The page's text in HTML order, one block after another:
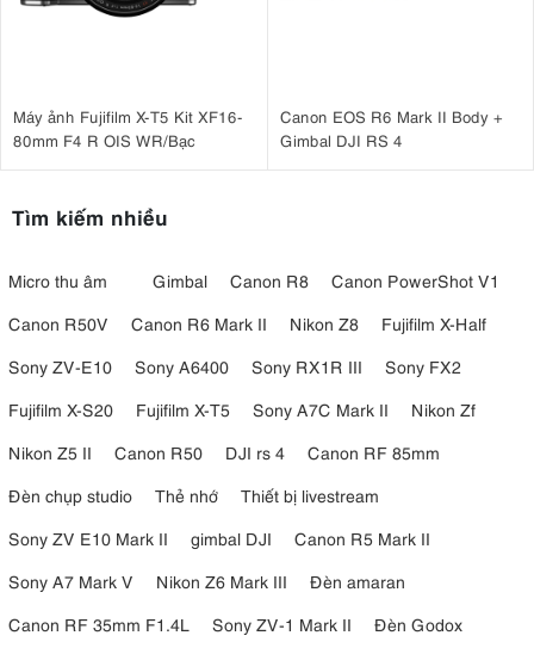
Máy ảnh Fujifilm X-T5 Kit XF16-
80mm F4 R OIS WR/Bạc
Canon EOS R6 Mark II Body +
Gimbal DJI RS 4
Tìm kiếm nhiều
Micro thu âm Gimbal Canon R8
Canon PowerShot V1
Canon R50V
Canon R6 Mark II Nikon Z8
Fujifilm X-Half
Sony ZV-E10
Sony A6400 Sony RX1R III
Sony FX2
Fujifilm X-S20
Fujifilm X-T5 Sony A7C Mark II
Nikon Zf
Nikon Z5 II
Canon R50 DJI rs 4
Canon RF 85mm
Đèn chụp studio
Thẻ nhớ
Thiết bị livestream
Sony ZV E10 Mark II
gimbal DJI
Canon R5 Mark II
Sony A7 Mark V
Nikon Z6 Mark III
Đèn amaran
Canon RF 35mm F1.4L
Sony ZV-1 Mark II
Đèn Godox